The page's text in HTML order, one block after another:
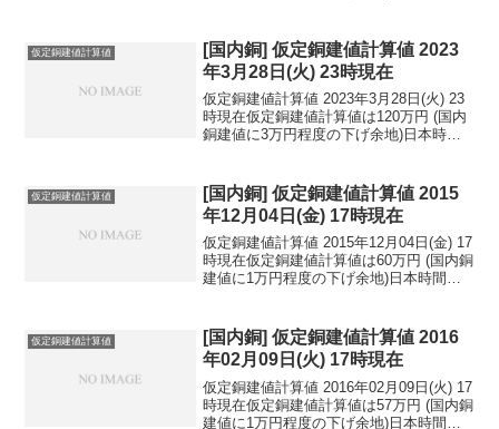
民元：1...
仮定銅建値計算値
[国内銅] 仮定銅建値計算値 2023
年3月28日(火) 23時現在
仮定銅建値計算値 2023年3月28日(火) 23
時現在仮定銅建値計算値は120万円 (国内
銅建値に3万円程度の下げ余地)日本時間
1ドル：...
仮定銅建値計算値
[国内銅] 仮定銅建値計算値 2015
年12月04日(金) 17時現在
仮定銅建値計算値 2015年12月04日(金) 17
時現在仮定銅建値計算値は60万円 (国内銅
建値に1万円程度の下げ余地)日本時間
民元：1...
仮定銅建値計算値
[国内銅] 仮定銅建値計算値 2016
年02月09日(火) 17時現在
仮定銅建値計算値 2016年02月09日(火) 17
時現在仮定銅建値計算値は57万円 (国内銅
建値に1万円程度の下げ余地)日本時間